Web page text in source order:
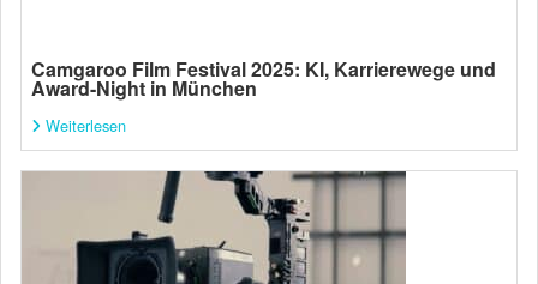
Camgaroo Film Festival 2025: KI, Karrierewege und
Award-Night in München
Weiterlesen